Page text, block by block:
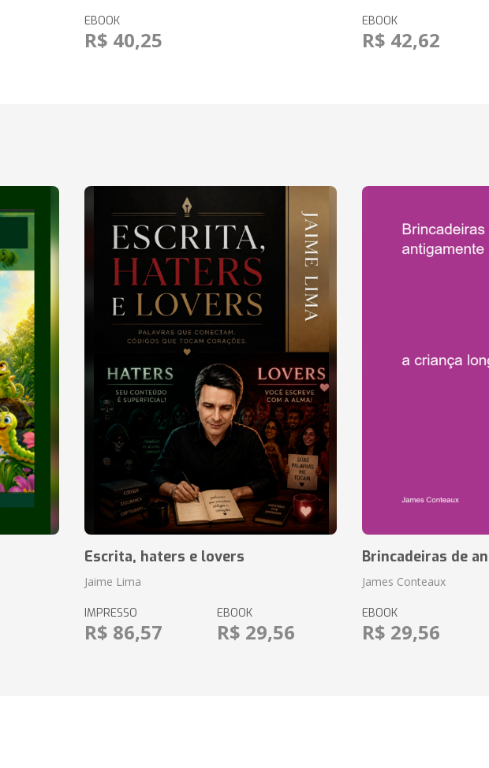
EBOOK
R$ 40,25
EBOOK
R$ 42,62
Escrita, haters e lovers
Jaime Lima
IMPRESSO
R$ 86,57
EBOOK
R$ 29,56
Brincadeiras de
James Conteaux
EBOOK
R$ 29,56